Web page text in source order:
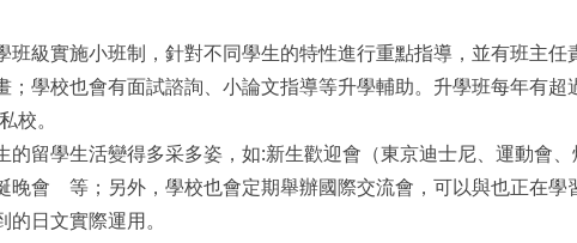
班級實施小班制，針對不同學生的特性進行重點指導，並有班主任
學校也會有面試諮詢、小論文指導等升學輔助。升學班每年有超
校。
的留學生活變得多采多姿，如:新生歡迎會（東京迪士尼、運動會、
晚會 等；另外，學校也會定期舉辦國際交流會，可以與也正在學
日文實際運用。